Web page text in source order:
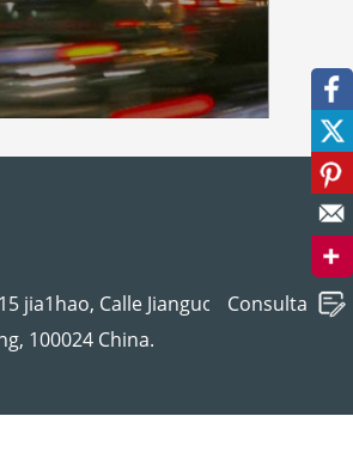
jia1hao, Calle Jianguo,
100024 China.
facebook
Consulta